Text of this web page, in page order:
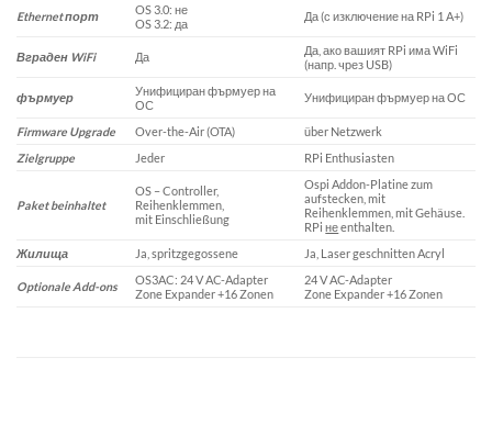
Ethernet порт
OS 3.0: не
OS 3.2: да
Да (с изключение на RPi 1 A+)
Вграден WiFi Да
Да, ако вашият RPi има WiFi
(напр. чрез USB)
фърмуер
Унифициран фърмуер на
ОС
Унифициран фърмуер на ОС
Firmware Upgrade Over-the-Air (OTA)
über Netzwerk
Zielgruppe
Jeder RPi Enthusiasten
Paket beinhaltet
OS – Controller,
Reihenklemmen,
mit Einschließung
Ospi Addon-Platine zum
aufstecken, mit
Reihenklemmen, mit Gehäuse.
RPiнеenthalten.
Жилища
Ja, spritzgegossene Ja, Laser geschnitten Acryl
Optionale Add-ons
OS3AC: 24 V AC-Adapter
Zone Expander +16 Zonen
24 V AC-Adapter
Zone Expander +16 Zonen